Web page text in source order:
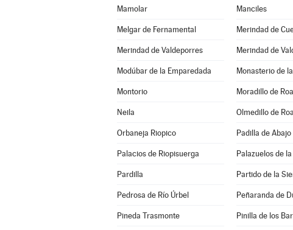
Mamolar Manciles
Melgar de Fernamental Merindad de
Merindad de Valdeporres Merindad de
Modúbar de la Emparedada Monasterio de
Montorio Moradillo de Roa
Neila Olmedillo de Roa
Orbaneja Riopico Padilla de Abajo
Palacios de Riopisuerga Palazuelos de
Pardilla
Pedrosa de Río Úrbel Peñaranda de
Pineda Trasmonte Pinilla de los